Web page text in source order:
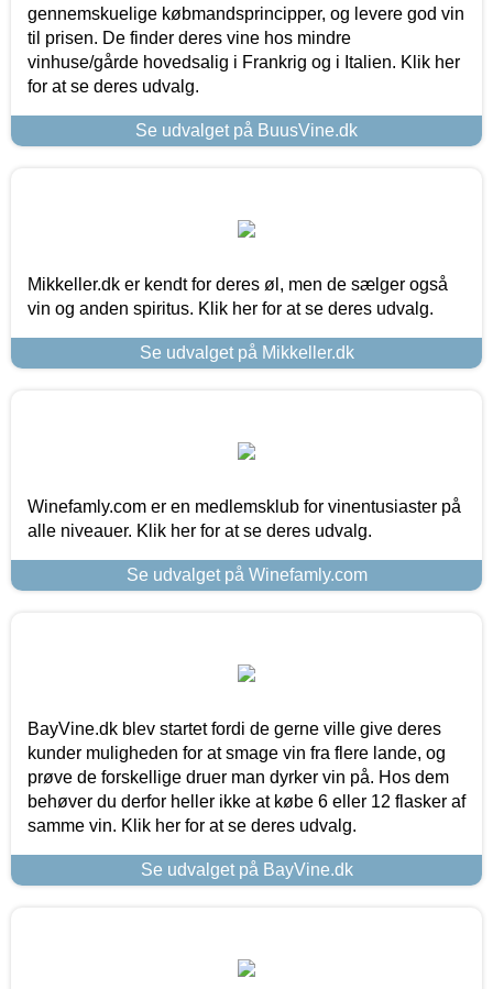
gennemskuelige købmandsprincipper, og levere god vin
til prisen. De finder deres vine hos mindre
vinhuse/gårde hovedsalig i Frankrig og i Italien. Klik her
for at se deres udvalg.
Se udvalget på BuusVine.dk
Mikkeller.dk er kendt for deres øl, men de sælger også
vin og anden spiritus. Klik her for at se deres udvalg.
Se udvalget på Mikkeller.dk
Winefamly.com er en medlemsklub for vinentusiaster på
alle niveauer. Klik her for at se deres udvalg.
Se udvalget på Winefamly.com
BayVine.dk blev startet fordi de gerne ville give deres
kunder muligheden for at smage vin fra flere lande, og
prøve de forskellige druer man dyrker vin på. Hos dem
behøver du derfor heller ikke at købe 6 eller 12 flasker af
samme vin. Klik her for at se deres udvalg.
Se udvalget på BayVine.dk